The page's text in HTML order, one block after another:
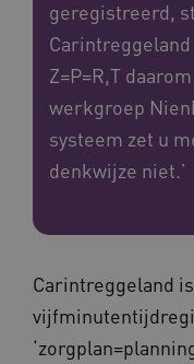
geregistreerd,
Z=P=R,T
werkgroep
systeem zet u
denkwijze niet.’
Carintreggeland